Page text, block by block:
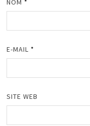
NOM *
E-MAIL *
SITE WEB